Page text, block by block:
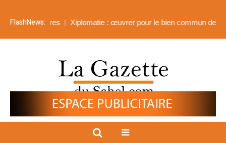
FlashNews:
frontières Xiplomatie : œuvrer pour le bien commun de tous